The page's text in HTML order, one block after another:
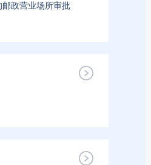
政营业场所审批